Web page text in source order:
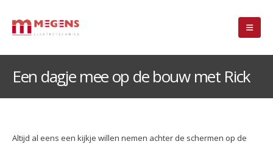
Een dagje mee op de bouw met Rick
Altijd al eens een kijkje willen nemen achter de schermen op de